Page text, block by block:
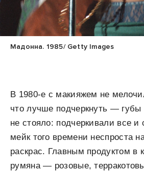
Мадонна. 1985/ Getty Images
В 1980-е с макияжем не
что лучше подчеркнуть —
не стояло: подчеркивали все и
мейк того времени неспроста
раскрас. Главным продуктом в
румяна — розовые,